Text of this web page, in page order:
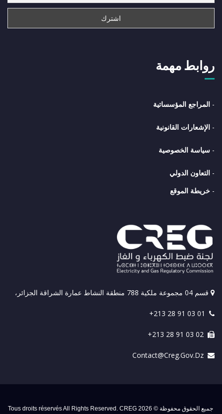
قسم 04 مجموعة ملكية 788 منطقة النشاط عمارة الشراقة الجزائر،
+213 28 91 03 01
+213 28 91 03 02
Contact@creg.gov.dz
روابط مهمة
- المراجع المؤسساتية
- الإشعارات القانونية
- سياسة الخصوصية
- التعاون الدولي
- خريطة الموقع
جميع الحقوق محفوظة © 2026 Tous droits réservés All Rights Reserved. CREG